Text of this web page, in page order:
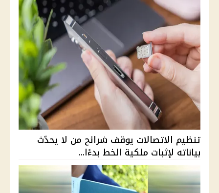
تنظيم الاتصالات يوقف شرائح من لا يحدّث
بياناته لإثبات ملكية الخط بدءًا...